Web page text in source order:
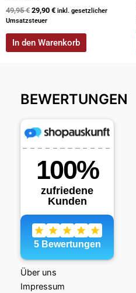
49,95€ 29,90 € inkl. gesetzlicher
Umsatzsteuer
In den Warenkorb
BEWERTUNGEN
Über uns
Impressum